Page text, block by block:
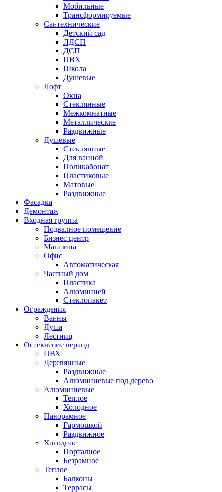
Мобильные
Трансформируемые
Сантехнические
Детский сад
ЛДСП
ДСП
ПВХ
Школа
Душевые
Лофт
Окна
Стеклянные
Межкомнатные
Металлические
Раздвижные
Душевые
Стеклянные
Для ванной
Поликабонат
Пластиковые
Матовые
Раздвижные
Фасадка
Демонтаж
Входная группа
Подвалное помещение
Бизнес центр
Магазина
Офис
Автоматическая
Частный дом
Пластика
Алюминией
Стеклопакет
Ограждения
Ванны
Душа
Лестниц
Остекление веранд
ПВХ
Деревянные
Раздвижные
Алюминиевые под дерево
Алюминиевые
Теплое
Холодное
Панорамное
Гармошкой
Раздвижное
Холодное
Порталное
Безрамное
Теплое
Балконы
Террасы